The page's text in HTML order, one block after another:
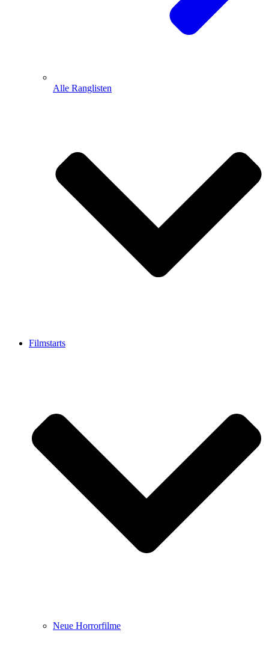
Alle Ranglisten
Filmstarts
Neue Horrorfilme